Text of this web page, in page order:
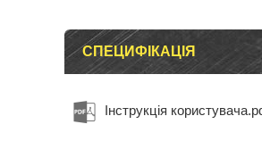
СПЕЦИФІКАЦІЯ
Інструкція